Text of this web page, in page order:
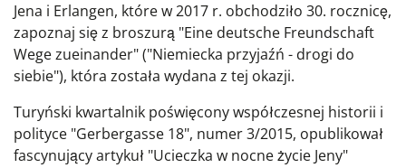
Jena i Erlangen, które w 2017 r. obchodziło 30. rocznicę,
zapoznaj się z broszurą "Eine deutsche Freundschaft
Wege zueinander" ("Niemiecka przyjaźń - drogi do
siebie"), która została wydana z tej okazji.
Turyński kwartalnik poświęcony współczesnej historii i
polityce "Gerbergasse 18", numer 3/2015, opublikował
fascynujący artykuł "Ucieczka w nocne życie Jeny"